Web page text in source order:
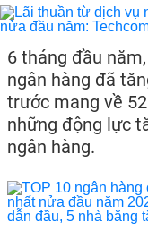
6 tháng đầu
ngân hàng đã
trước mang về
những động lực
ngân hàng.